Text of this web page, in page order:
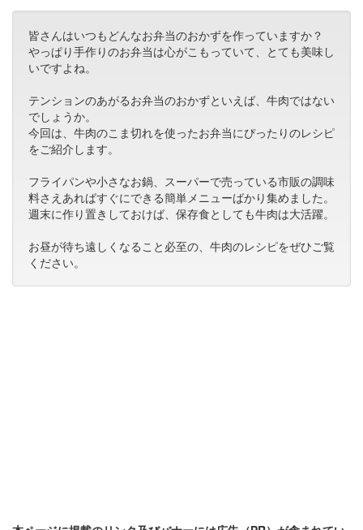
皆さんはいつもどんなお弁当のおかずを作っていますか？
やっぱり手作りのお弁当は心がこもっていて、とても美味し
いですよね。
テンションのあがるお弁当のおかずといえば、牛肉ではない
でしょうか。
今回は、牛肉のこま切れを使ったお弁当にぴったりのレシピ
をご紹介します。
フライパンや小さなお鍋、スーパーで売っている市販の調味
料さえあればすぐにできる簡単メニューばかり集めました。
週末に作り置きしておけば、保存食としても牛肉は大活躍。
お昼が待ち遠しくなること必至の、牛肉のレシピをぜひご覧
ください。